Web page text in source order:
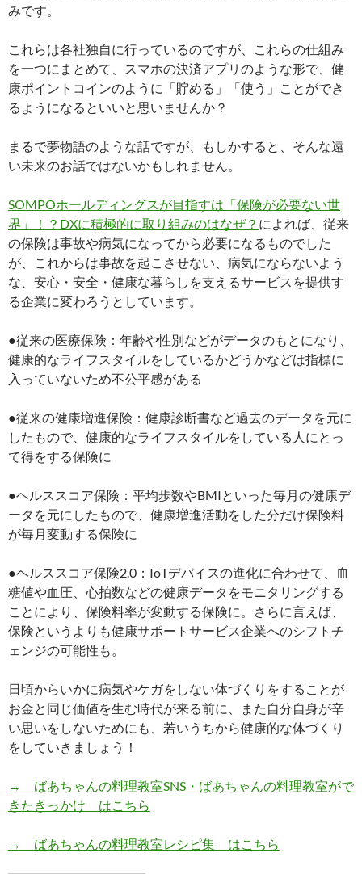
みです。
これらは各社独自に行っているのですが、これらの仕組み
を一つにまとめて、スマホの決済アプリのような形で、健
康ポイントコインのように「貯める」「使う」ことができ
るようになるといいと思いませんか？
まるで夢物語のような話ですが、もしかすると、そんな遠
い未来のお話ではないかもしれません。
SOMPOホールディングスが目指すは「保険が必要ない世
界」！？DXに積極的に取り組みのはなぜ？ によれば、従来
の保険は事故や病気になってから必要になるものでした
が、これからは事故を起こさせない、病気にならないよう
な、安心・安全・健康な暮らしを支えるサービスを提供す
る企業に変わろうとしています。
●従来の医療保険：年齢や性別などがデータのもとになり、
健康的なライフスタイルをしているかどうかなどは指標に
入っていないため不公平感がある
●従来の健康増進保険：健康診断書など過去のデータを元に
したもので、健康的なライフスタイルをしている人にとっ
て得をする保険に
●ヘルススコア保険：平均歩数やBMIといった毎月の健康デ
ータを元にしたもので、健康増進活動をした分だけ保険料
が毎月変動する保険に
●ヘルススコア保険2.0：IoTデバイスの進化に合わせて、血
糖値や血圧、心拍数などの健康データをモニタリングする
ことにより、保険料率が変動する保険に。さらに言えば、
保険というよりも健康サポートサービス企業へのシフトチ
ェンジの可能性も。
日頃からいかに病気やケガをしない体づくりをすることが
お金と同じ価値を生む時代が来る前に、また自分自身が辛
い思いをしないためにも、若いうちから健康的な体づくり
をしていきましょう！
→ ばあちゃんの料理教室SNS・ばあちゃんの料理教室がで
きたきっかけ はこちら
→ ばあちゃんの料理教室レシピ集 はこちら